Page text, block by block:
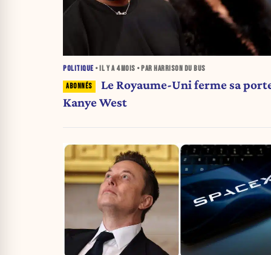
POLITIQUE • IL Y A 4 MOIS • PAR HARRISON DU BUS
Le Royaume-Uni ferme sa
Kanye West